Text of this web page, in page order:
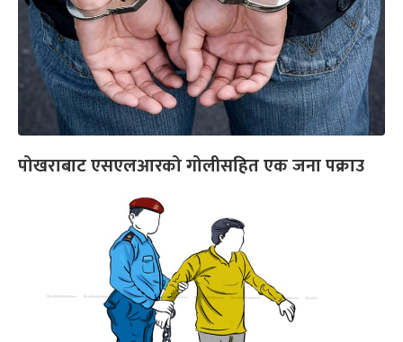
पोखराबाट एसएलआरको गोलीसहित एक जना पक्राउ